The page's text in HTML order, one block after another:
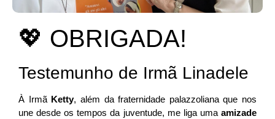
💖 OBRIGADA!
Testemunho de Irmã Linadele
À Irmã Ketty, além da fraternidade palazzoliana que nos
une desde os tempos da juventude, me liga uma amizade